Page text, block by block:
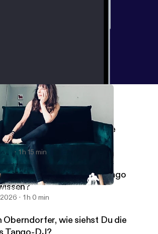
tut uns der Tango so gut?
- Gespräche über den Tango Argentino
wie machen Leader ihre
1 h 15 min
was muss man über Tango
1 h 0 min
Oberndorfer, wie siehst Du die